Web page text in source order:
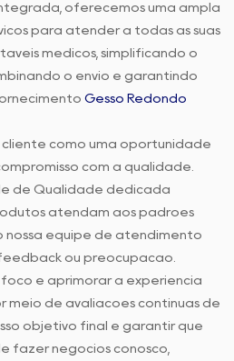
oferecemos uma ampla
para atender a todas as suas
médicos, simplificando o
o envio e garantindo
Gesso Redondo
cliente como uma oportunidade
com a qualidade.
de Qualidade dedicada
atendam aos padrões
nossa equipe de atendimento
ou preocupação.
foco é aprimorar a experiência
meio de avaliações contínuas de
objetivo final é garantir que
fazer negócios conosco,